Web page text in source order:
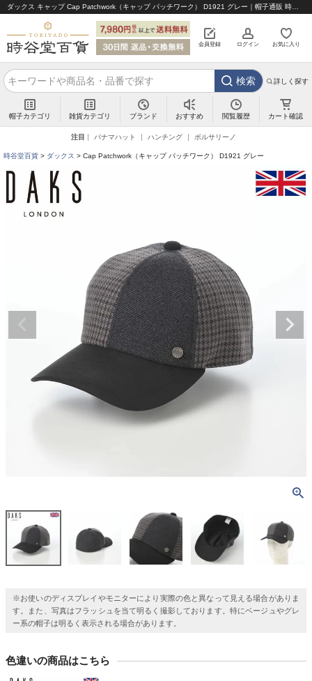
会員登録 ログイン お気に入り
検索 詳しく探す
帽子カテゴリ 雑貨カテゴリ ブランド おすすめ 閲覧履歴 カート確認
注目 パナマハット ハンチング ボルサリーノ
時谷堂百貨 ダックス Cap Patchwork（キャップ パッチワーク） D1921 グレー
※お使いのディスプレイやモニターにより実際の色と異なって見える場合がありま
す。また、写真はフラッシュを当て明るく撮影しております。特にベージュやグレ
ー系の帽子は明るく表示される場合があります。
色違いの商品はこちら